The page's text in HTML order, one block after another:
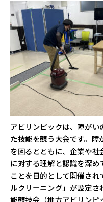
アビリンピックは、障が
た技能を競う大会です。
を図るとともに、企業や
に対する理解と認識を深
ことを目的として開催さ
ルクリーニング」が設定
能競技会（地方アビリン